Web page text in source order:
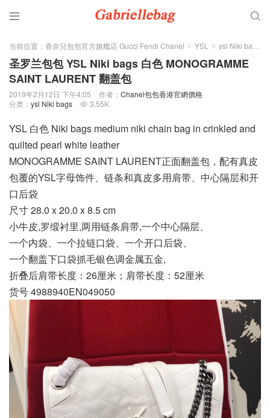
 
当前位置： 香奈兒包包官方旗艦店 Gucci Fendi Chanel > YSL > ysl Niki bags
圣罗兰包包 YSL Niki bags 白色 MONOGRAMME
SAINT LAURENT 翻盖包
2019年2月12日 下午4:05 作者： Chanel包包香港官網價格
分类： ysl Niki bags  3.55K
YSL 白色 Niki bags medium niki chain bag in crinkled and
quilted pearl white leather
MONOGRAMME SAINT LAURENT正面翻盖包，配有真皮
包覆的YSL字母饰件、链条和真皮多用肩带、中心隔层和开
口后袋
尺寸 28.0 x 20.0 x 8.5 cm
小牛皮,罗缎衬里,两用链条肩带,一个中心隔层、
一个内袋、一个拉链口袋、一个开口后袋、
一个翻盖下口袋抓毛银色调金属五金,
折叠后肩带长度：26厘米；肩带长度：52厘米
货号 4988940EN049050